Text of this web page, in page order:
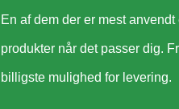
En af dem der er mest
produkter når det passer dig.
billigste mulighed for levering.